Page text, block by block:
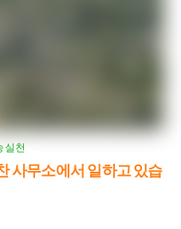
실천
사무소에서 일하고 있습